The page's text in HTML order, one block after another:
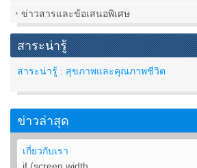
ข่าวสารและข้อเสนอพิเศษ
สาระน่ารู้
สาระน่ารู้ : สุขภาพและคุณภาพชีวิต
ข่าวล่าสุด
เกี่ยวกับเรา
if (screen.width